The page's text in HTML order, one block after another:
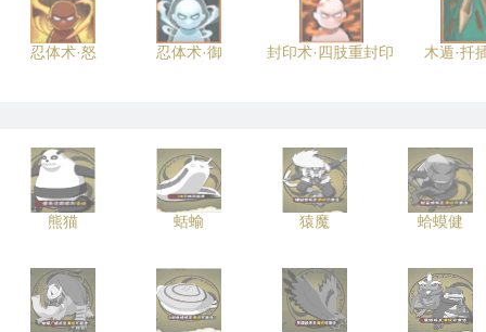
忍体术·怒 忍体术·御 封印术·四肢重封印 木遁·扦
熊猫 蛞蝓 猿魔 蛤蟆健